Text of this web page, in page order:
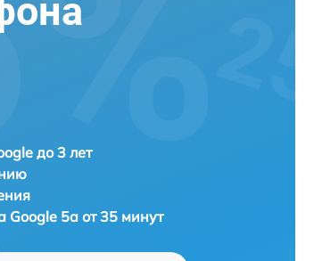
до 3 лет
Google 5a от 35 минут